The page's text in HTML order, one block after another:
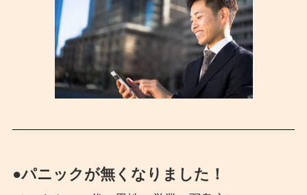
●パニックが無くなりました！